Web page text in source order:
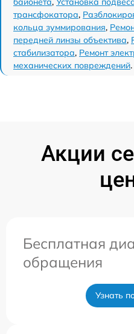
трансфокатора,
кольца зуммирования,
передней линзы объектива,
стабилизатора, Ремонт
механических повреждений.
Акции
Бесплатная
обращения
Узнать